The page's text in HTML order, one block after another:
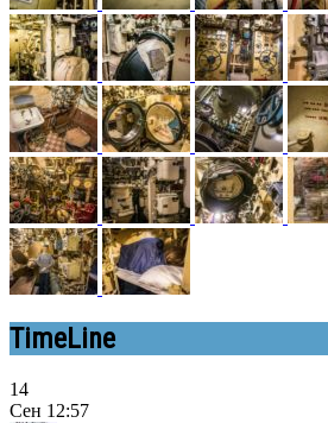
TimeLine
14
Сен 12:57